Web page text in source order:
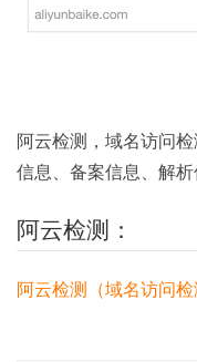
阿云检测，域名访问
信息、备案信息、解
阿云检测：
阿云检测（域名访问检